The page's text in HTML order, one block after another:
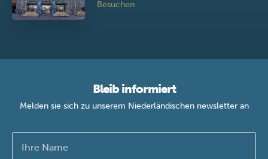
Besuchen
Bleib informiert
Melden sie sich zu unserem Niederländischen newsletter an